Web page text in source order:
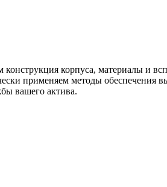
корпуса, материалы и
применяем методы обеспечения
вашего актива.